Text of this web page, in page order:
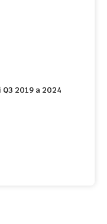
2019 a 2024